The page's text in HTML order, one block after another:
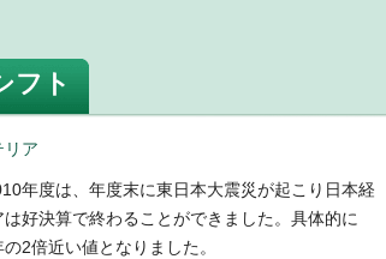
フト
リア
年度は、年度末に東日本大震災が起こり日本経
好決算で終わることができました。具体的に
2倍近い値となりました。